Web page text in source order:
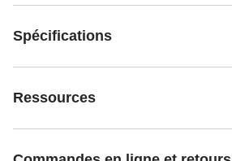
Spécifications
Ressources